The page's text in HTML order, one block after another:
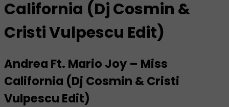
California (Dj Cosmin &
Cristi Vulpescu Edit)
Andrea Ft. Mario Joy – Miss
California (Dj Cosmin & Cristi
Vulpescu Edit)